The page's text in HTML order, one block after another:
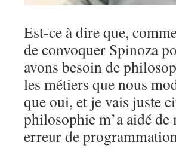
Est-ce à dire que,
de convoquer Spinoza
avons besoin de
les métiers que nous
que oui, et je vais juste
philosophie m’a aidé
erreur de